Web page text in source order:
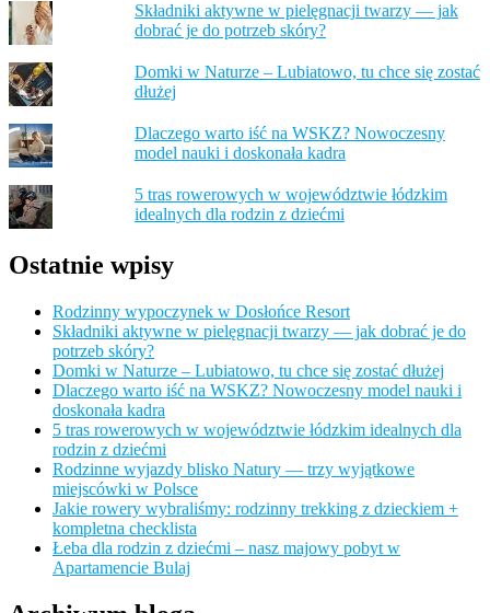
Składniki aktywne w pielęgnacji twarzy — jak
dobrać je do potrzeb skóry?
Domki w Naturze – Lubiatowo, tu chce się zostać
dłużej
Dlaczego warto iść na WSKZ? Nowoczesny
model nauki i doskonała kadra
5 tras rowerowych w województwie łódzkim
idealnych dla rodzin z dziećmi
Ostatnie wpisy
Rodzinny wypoczynek w Dosłońce Resort
Składniki aktywne w pielęgnacji twarzy — jak dobrać je do
potrzeb skóry?
Domki w Naturze – Lubiatowo, tu chce się zostać dłużej
Dlaczego warto iść na WSKZ? Nowoczesny model nauki i
doskonała kadra
5 tras rowerowych w województwie łódzkim idealnych dla
rodzin z dziećmi
Rodzinne wyjazdy blisko Natury — trzy wyjątkowe
miejscówki w Polsce
Jakie rowery wybraliśmy: rodzinny trekking z dzieckiem +
kompletna checklista
Łeba dla rodzin z dziećmi – nasz majowy pobyt w
Apartamencie Bulaj